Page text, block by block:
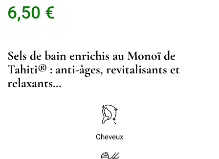
6,50 €
Sels de bain enrichis au Monoï de
Tahiti® : anti-âges, revitalisants et
relaxants…
Cheveux